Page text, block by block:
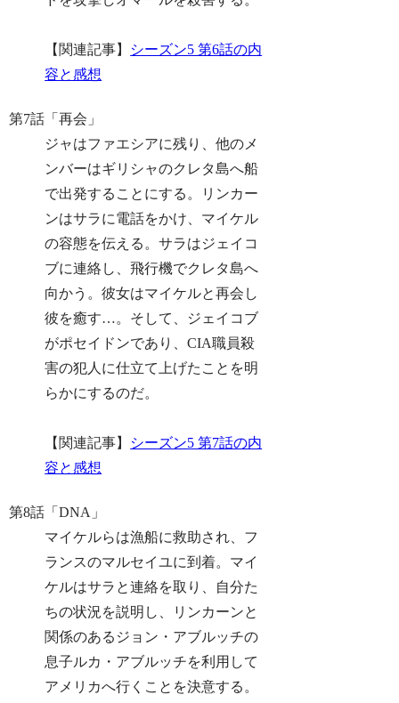
【関連記事】
シーズン5 第6話の内
容と感想
第7話「再会」
ジャはファエシアに残り、他のメ
ンバーはギリシャのクレタ島へ船
で出発することにする。リンカー
ンはサラに電話をかけ、マイケル
の容態を伝える。サラはジェイコ
ブに連絡し、飛行機でクレタ島へ
向かう。彼女はマイケルと再会し
彼を癒す…。そして、ジェイコブ
がポセイドンであり、CIA職員殺
害の犯人に仕立て上げたことを明
らかにするのだ。
【関連記事】
シーズン5 第7話の内
容と感想
第8話「DNA」
マイケルらは漁船に救助され、フ
ランスのマルセイユに到着。マイ
ケルはサラと連絡を取り、自分た
ちの状況を説明し、リンカーンと
関係のあるジョン・アブルッチの
息子ルカ・アブルッチを利用して
アメリカへ行くことを決意する。